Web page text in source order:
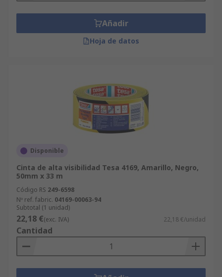
Añadir
Hoja de datos
Disponible
Cinta de alta visibilidad Tesa 4169, Amarillo, Negro,
50mm x 33 m
Código RS 249-6598
Nº ref. fabric. 04169-00063-94
Subtotal (1 unidad)
22,18 €(exc. IVA) 22,18 €/unidad
Cantidad